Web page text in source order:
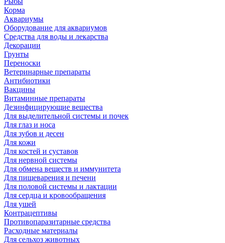
Корма
Аквариумы
Оборудование для аквариумов
Средства для воды и лекарства
Декорации
Грунты
Переноски
Ветеринарные препараты
Антибиотики
Вакцины
Витаминные препараты
Дезинфицирующие вещества
Для выделительной системы и почек
Для глаз и носа
Для зубов и десен
Для кожи
Для костей и суставов
Для нервной системы
Для обмена веществ и иммунитета
Для пищеварения и печени
Для половой системы и лактации
Для сердца и кровообращения
Для ушей
Контрацептивы
Противопаразитарные средства
Расходные материалы
Для сельхоз животных